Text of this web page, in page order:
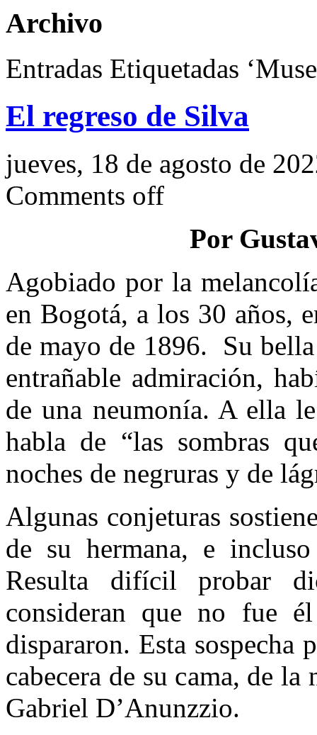
Archivo
Entradas Etiquetadas
El regreso de Silva
jueves, 18 de agosto de
Comments off
Por
Agobiado por la
en Bogotá, a los 30 años,
de mayo de 1896. Su
entrañable admiración,
de una neumonía. A ella
habla de “las sombras
noches de negruras y de
Algunas conjeturas
de su hermana, e
Resulta difícil probar
consideran que no fue
dispararon. Esta sospecha
cabecera de su cama, de
Gabriel D’Anunzzio.